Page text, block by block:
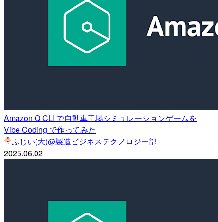
Amazon Q CLI で自動車工場シミュレーションゲームを
Vibe Coding で作ってみた
ふじい(大)@製造ビジネステクノロジー部
2025.06.02